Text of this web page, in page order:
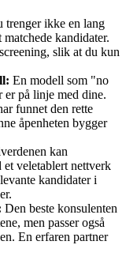
trenger ikke en lang
kandidater.
slik at du kun
En modell som "no
er på linje med dine.
funnet den rette
åpenheten bygger
kan
veletablert nettverk
kandidater i
Den beste konsulenten
men passer også
En erfaren partner